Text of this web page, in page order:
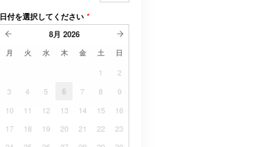
日付を選択してください *
8月 2026
月 火 水 木 金 土 日
1
2
3
4 5 6 7 8
9
10
11 12 13 14 15
16
17
18 19 20 21 22
23